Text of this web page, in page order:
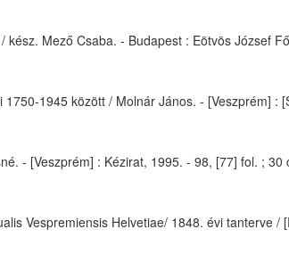
Mező Csaba. - Budapest : Eötvös József
1945 között / Molnár János. - [Veszprém] :
- [Veszprém] : Kézirat, 1995. - 98, [77] fol. ; 30
Vespremiensis Helvetiae/ 1848. évi tanterve